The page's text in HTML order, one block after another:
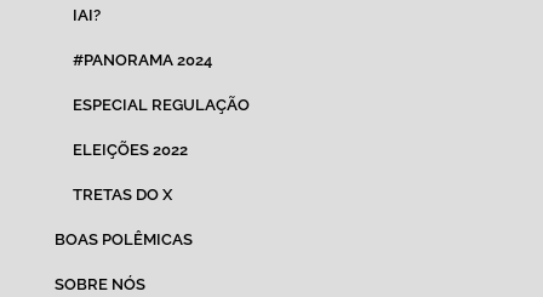
IAI?
#PANORAMA 2024
ESPECIAL REGULAÇÃO
ELEIÇÕES 2022
TRETAS DO X
BOAS POLÊMICAS
SOBRE NÓS